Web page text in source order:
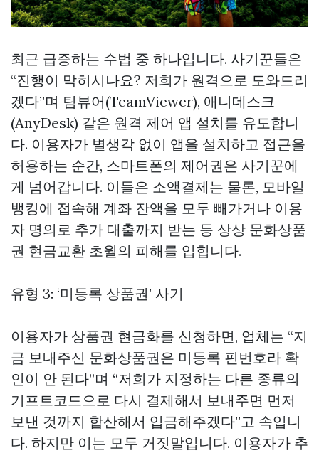
최근 급증하는 수법 중 하나입니다. 사기꾼들은
“진행이 막히시나요? 저희가 원격으로 도와드리
겠다”며 팀뷰어(TeamViewer), 애니데스크
(AnyDesk) 같은 원격 제어 앱 설치를 유도합니
다. 이용자가 별생각 없이 앱을 설치하고 접근을
허용하는 순간, 스마트폰의 제어권은 사기꾼에
게 넘어갑니다. 이들은 소액결제는 물론, 모바일
뱅킹에 접속해 계좌 잔액을 모두 빼가거나 이용
자 명의로 추가 대출까지 받는 등 상상 문화상품
권 현금교환 초월의 피해를 입힙니다.
유형 3: ‘미등록 상품권’ 사기
이용자가 상품권 현금화를 신청하면, 업체는 “지
금 보내주신 문화상품권은 미등록 핀번호라 확
인이 안 된다”며 “저희가 지정하는 다른 종류의
기프트코드으로 다시 결제해서 보내주면 먼저
보낸 것까지 합산해서 입금해주겠다”고 속입니
다. 하지만 이는 모두 거짓말입니다. 이용자가 추